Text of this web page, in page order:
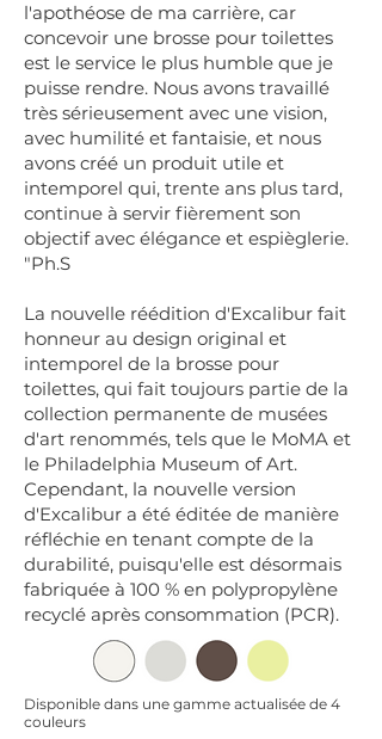
l'apothéose de ma carrière, car
concevoir une brosse pour toilettes
est le service le plus humble que je
puisse rendre. Nous avons travaillé
très sérieusement avec une vision,
avec humilité et fantaisie, et nous
avons créé un produit utile et
intemporel qui, trente ans plus tard,
continue à servir fièrement son
objectif avec élégance et espièglerie.
"Ph.S
La nouvelle réédition d'Excalibur fait
honneur au design original et
intemporel de la brosse pour
toilettes, qui fait toujours partie de la
collection permanente de musées
d'art renommés, tels que le MoMA et
le Philadelphia Museum of Art.
Cependant, la nouvelle version
d'Excalibur a été éditée de manière
réfléchie en tenant compte de la
durabilité, puisqu'elle est désormais
fabriquée à 100 % en polypropylène
recyclé après consommation (PCR).
Disponible dans une gamme actualisée de 4
couleurs